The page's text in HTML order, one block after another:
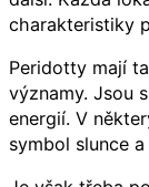
charakteristiky
Peridotty mají
významy. Jsou
energií. V
symbol slunce